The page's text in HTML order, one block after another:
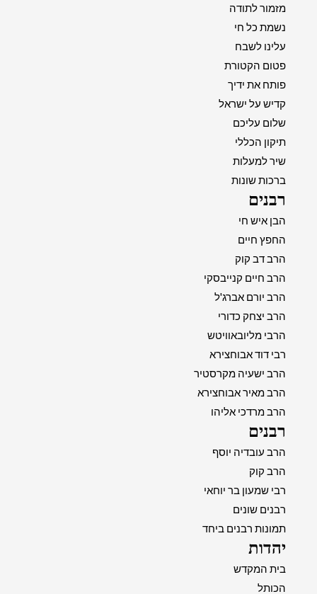
מזמור לתודה
נשמת כל חי
עלינו לשבח
פטום הקטורת
פותח את ידיך
קדיש על ישראל
שלום עליכם
תיקון הכללי
שיר למעלות
ברכות שונות
רבנים
הבן איש חי
החפץ חיים
הרב דב קוק
הרב חיים קנייבסקי
הרב יורם אברג'ל
הרב יצחק כדורי
הרבי מליובאוויטש
רבי דוד אבוחצירא
הרב ישעיה מקרסטיר
הרב מאיר אבוחצירא
הרב מרדכי אליהו
רבנים
הרב עובדיה יוסף
הרב קוק
רבי שמעון בר יוחאי
רבנים שונים
תמונות רבנים ביחד
יהדות
בית המקדש
הכותל